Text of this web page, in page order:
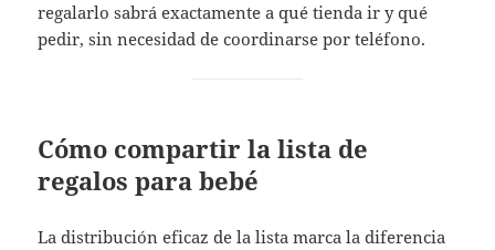
regalarlo sabrá exactamente a qué tienda ir y qué
pedir, sin necesidad de coordinarse por teléfono.
Cómo compartir la lista de
regalos para bebé
La distribución eficaz de la lista marca la diferencia